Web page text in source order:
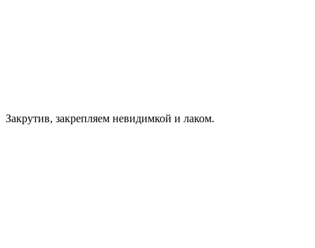
Закрутив, закрепляем невидимкой и лаком.